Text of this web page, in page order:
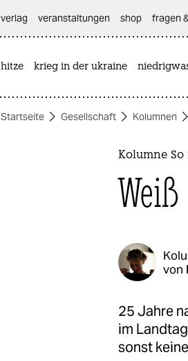
themen
verlag
veranstaltungen shop fragen
hitze krieg in der ukraine
Startseite Gesellschaft Kolumnen
Kolumne
von
25 Jahre
im
sonst